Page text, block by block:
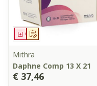
Op voorschrift
Geneesmiddel
Mithra
Daphne Comp 13 X 21
€ 37,46